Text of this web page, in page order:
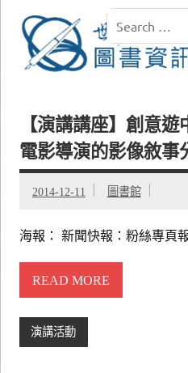
【演講講座】創意
電影導演的影像敘事
2014-12-11 圖書館
海報： 新聞快報：粉絲專頁
READ MORE
演講活動